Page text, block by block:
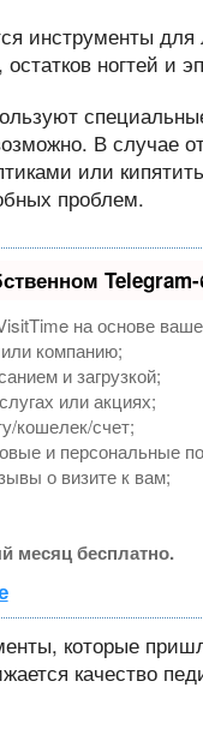
инструменты
остатков ногтей
В случае
или
проблем.
на основе
компанию;
и загрузкой;
или акциях;
кошелек/счет;
и персональные
о визите к вам;
месяц бесплатно.
которые
качество